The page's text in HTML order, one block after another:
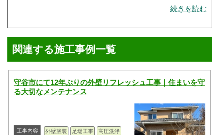
続きを読む
関連する施工事例一覧
守谷市にて12年ぶりの外壁リフレッシュ工事｜住まいを守
る大切なメンテナンス
工事内容 外壁塗装 足場工事
高圧洗浄